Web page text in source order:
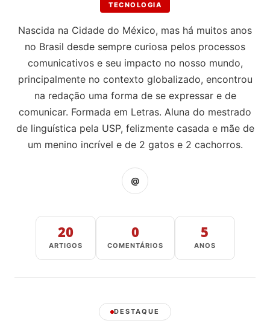
TECNOLOGIA
Nascida na Cidade do México, mas há muitos anos
no Brasil desde sempre curiosa pelos processos
comunicativos e seu impacto no nosso mundo,
principalmente no contexto globalizado, encontrou
na redação uma forma de se expressar e de
comunicar. Formada em Letras. Aluna do mestrado
de linguística pela USP, felizmente casada e mãe de
um menino incrível e de 2 gatos e 2 cachorros.
@
20
ARTIGOS
0
COMENTÁRIOS
5
ANOS
DESTAQUE